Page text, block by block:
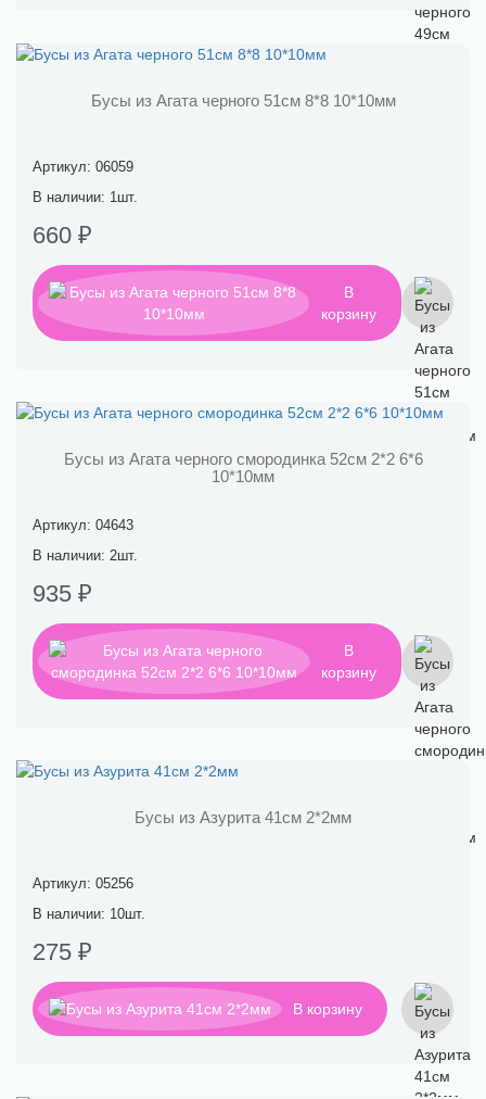
Бусы из Агата черного 51см 8*8 10*10мм
Артикул: 06059
В наличии: 1шт.
660 ₽
В
корзину
Бусы из Агата черного смородинка 52см 2*2 6*6
10*10мм
Артикул: 04643
В наличии: 2шт.
935 ₽
В
корзину
Бусы из Азурита 41см 2*2мм
Артикул: 05256
В наличии: 10шт.
275 ₽
В корзину